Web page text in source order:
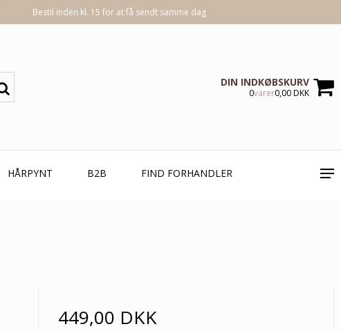
Bestil inden kl. 15 for at få sendt samme dag
DIN INDKØBSKURV
0varer0,00 DKK
HÅRPYNT B2B FIND FORHANDLER
449,00 DKK